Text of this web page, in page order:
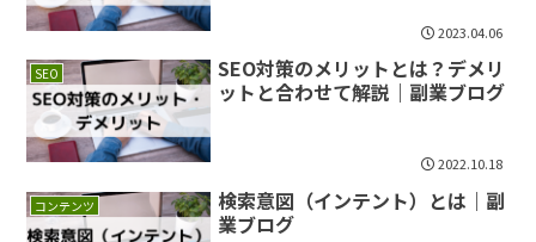
2023.04.06
SEO
SEO対策のメリットとは？デメリ
ットと合わせて解説｜副業ブログ
2022.10.18
コンテンツ
検索意図（インテント）とは｜副
業ブログ